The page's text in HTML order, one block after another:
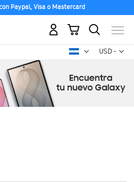
Paypal, Visa o Mastercard
USD -
dólar
Mi carrito